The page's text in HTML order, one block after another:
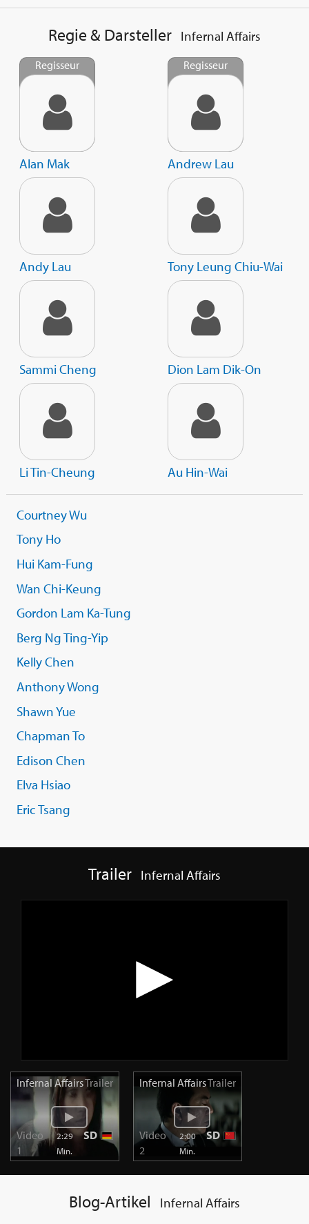
Regie & Darsteller Infernal Affairs
Regisseur
Alan Mak
Regisseur
Andrew Lau
Andy Lau Tony Leung Chiu-Wai
Sammi Cheng Dion Lam Dik-On
Li Tin-Cheung Au Hin-Wai
Courtney Wu
Tony Ho
Hui Kam-Fung
Wan Chi-Keung
Gordon Lam Ka-Tung
Berg Ng Ting-Yip
Kelly Chen
Anthony Wong
Shawn Yue
Chapman To
Edison Chen
Elva Hsiao
Eric Tsang
Trailer Infernal Affairs
Infernal AffairsTrailer
Video
1
2:29
Min.
SD
Infernal AffairsTrailer
Video
2
2:00
Min.
SD
Blog-Artikel
Infernal Affairs